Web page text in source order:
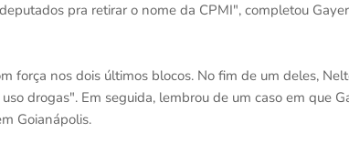
pra retirar o nome da CPMI", completou
força nos dois últimos blocos. No fim de um deles,
drogas". Em seguida, lembrou de um caso em que
Goianápolis.